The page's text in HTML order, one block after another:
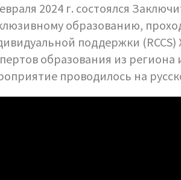
2024 г. cостоялся
образованию,
поддержки (RCCS)
образования из
проводилось на